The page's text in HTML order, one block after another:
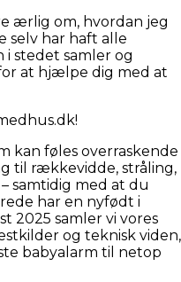
ærlig om, hvordan jeg
selv har haft alle
stedet samler og
at hjælpe dig med at
kan føles overraskende
til rækkevidde, stråling,
samtidig med at du
har en nyfødt i
2025 samler vi vores
og teknisk viden,
babyalarm til netop